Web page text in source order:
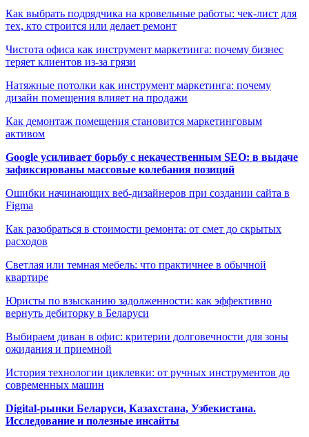
Как выбрать подрядчика на кровельные работы: чек-лист для
тех, кто строится или делает ремонт
Чистота офиса как инструмент маркетинга: почему бизнес
теряет клиентов из-за грязи
Натяжные потолки как инструмент маркетинга: почему
дизайн помещения влияет на продажи
Как демонтаж помещения становится маркетинговым
активом
Google усиливает борьбу с некачественным SEO: в выдаче
зафиксированы массовые колебания позиций
Ошибки начинающих веб-дизайнеров при создании сайта в
Figma
Как разобраться в стоимости ремонта: от смет до скрытых
расходов
Светлая или темная мебель: что практичнее в обычной
квартире
Юристы по взысканию задолженности: как эффективно
вернуть дебиторку в Беларуси
Выбираем диван в офис: критерии долговечности для зоны
ожидания и приемной
История технологии циклевки: от ручных инструментов до
современных машин
Digital-рынки Беларуси, Казахстана, Узбекистана.
Исследование и полезные инсайты